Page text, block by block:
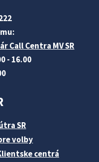
Call Centra MV SR
- 16.00
SR
volby
centrá